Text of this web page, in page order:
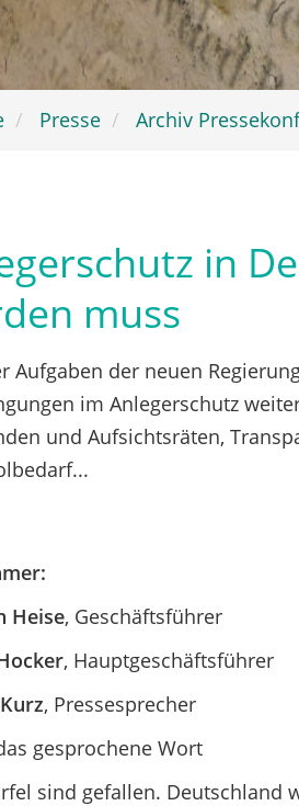
Presse Archiv
in
muss
Aufgaben der neuen
im Anlegerschutz
und Aufsichtsräten,
Heise, Geschäftsführer
, Hauptgeschäftsführer
, Pressesprecher
gesprochene Wort
sind gefallen. Deutschland